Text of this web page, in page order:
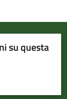
su questa